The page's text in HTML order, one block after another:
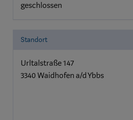
geschlossen
Standort
Urltalstraße 147
3340 Waidhofen a/d Ybbs